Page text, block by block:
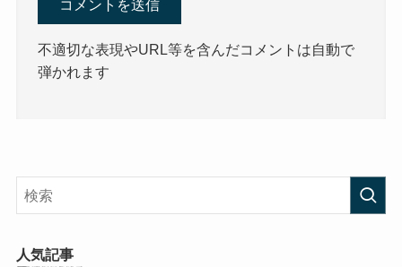
不適切な表現やURL等を含んだコメントは自動で
弾かれます
人気記事